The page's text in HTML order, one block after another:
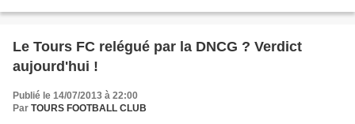
Le Tours FC relégué par la DNCG ? Verdict
aujourd'hui !
Publié le 14/07/2013 à 22:00
Par TOURS FOOTBALL CLUB